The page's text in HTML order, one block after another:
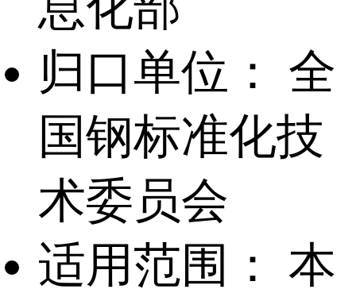
归口单位：
全
国钢标准化技
术委员会
适用范围：
本